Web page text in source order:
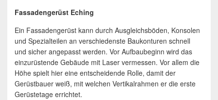
Fassadengerüst Eching
Ein Fassadengerüst kann durch Ausgleichsböden, Konsolen
und Spezialteilen an verschiedenste Baukonturen schnell
und sicher angepasst werden. Vor Aufbaubeginn wird das
einzurüstende Gebäude mit Laser vermessen. Vor allem die
Höhe spielt hier eine entscheidende Rolle, damit der
Gerüstbauer weiß, mit welchen Vertikalrahmen er die erste
Gerüstetage errichtet.